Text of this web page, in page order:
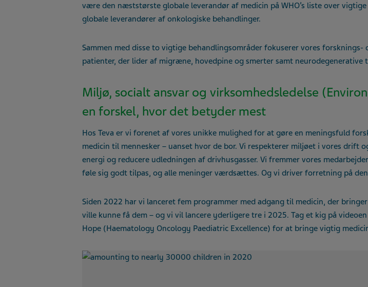
være den næststørste globale leverandør af medicin på WHO’s liste over
globale leverandører af onkologiske behandlinger.
Sammen med disse to vigtige behandlingsområder fokuserer vores
patienter, der lider af migræne, hovedpine og smerter samt neurodegenerative
Miljø, socialt ansvar og virksomhedsledelse
en forskel, hvor det betyder mest
Hos Teva er vi forenet af vores unikke mulighed for at gøre en meningsfuld
medicin til mennesker – uanset hvor de bor. Vi respekterer miljøet i vores
energi og reducere udledningen af drivhusgasser. Vi fremmer vores
føle sig godt tilpas, og alle meninger værdsættes. Og vi driver forretning på
Siden 2022 har vi lanceret fem programmer med adgang til medicin, der
ville kunne få dem – og vi vil lancere yderligere tre i 2025. Tag et kig på
Hope (Haematology Oncology Paediatric Excellence) for at bringe vigtig